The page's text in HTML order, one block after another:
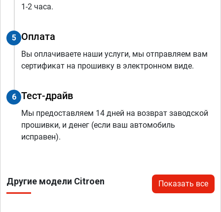
1-2 часа.
5 Оплата
Вы оплачиваете наши услуги, мы отправляем вам
сертификат на прошивку в электронном виде.
6 Тест-драйв
Мы предоставляем 14 дней на возврат заводской
прошивки, и денег (если ваш автомобиль
исправен).
Другие модели Citroen Показать все